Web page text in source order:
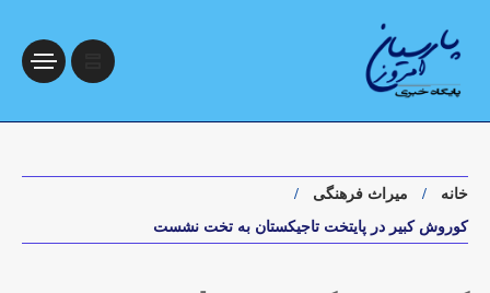
خانه
میراث فرهنگی
کوروش کبیر در پایتخت تاجیکستان به تخت نشست